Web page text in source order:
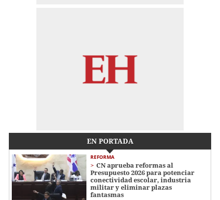
EN PORTADA
REFORMA
CN aprueba reformas al
Presupuesto 2026 para potenciar
conectividad escolar, industria
militar y eliminar plazas
fantasmas